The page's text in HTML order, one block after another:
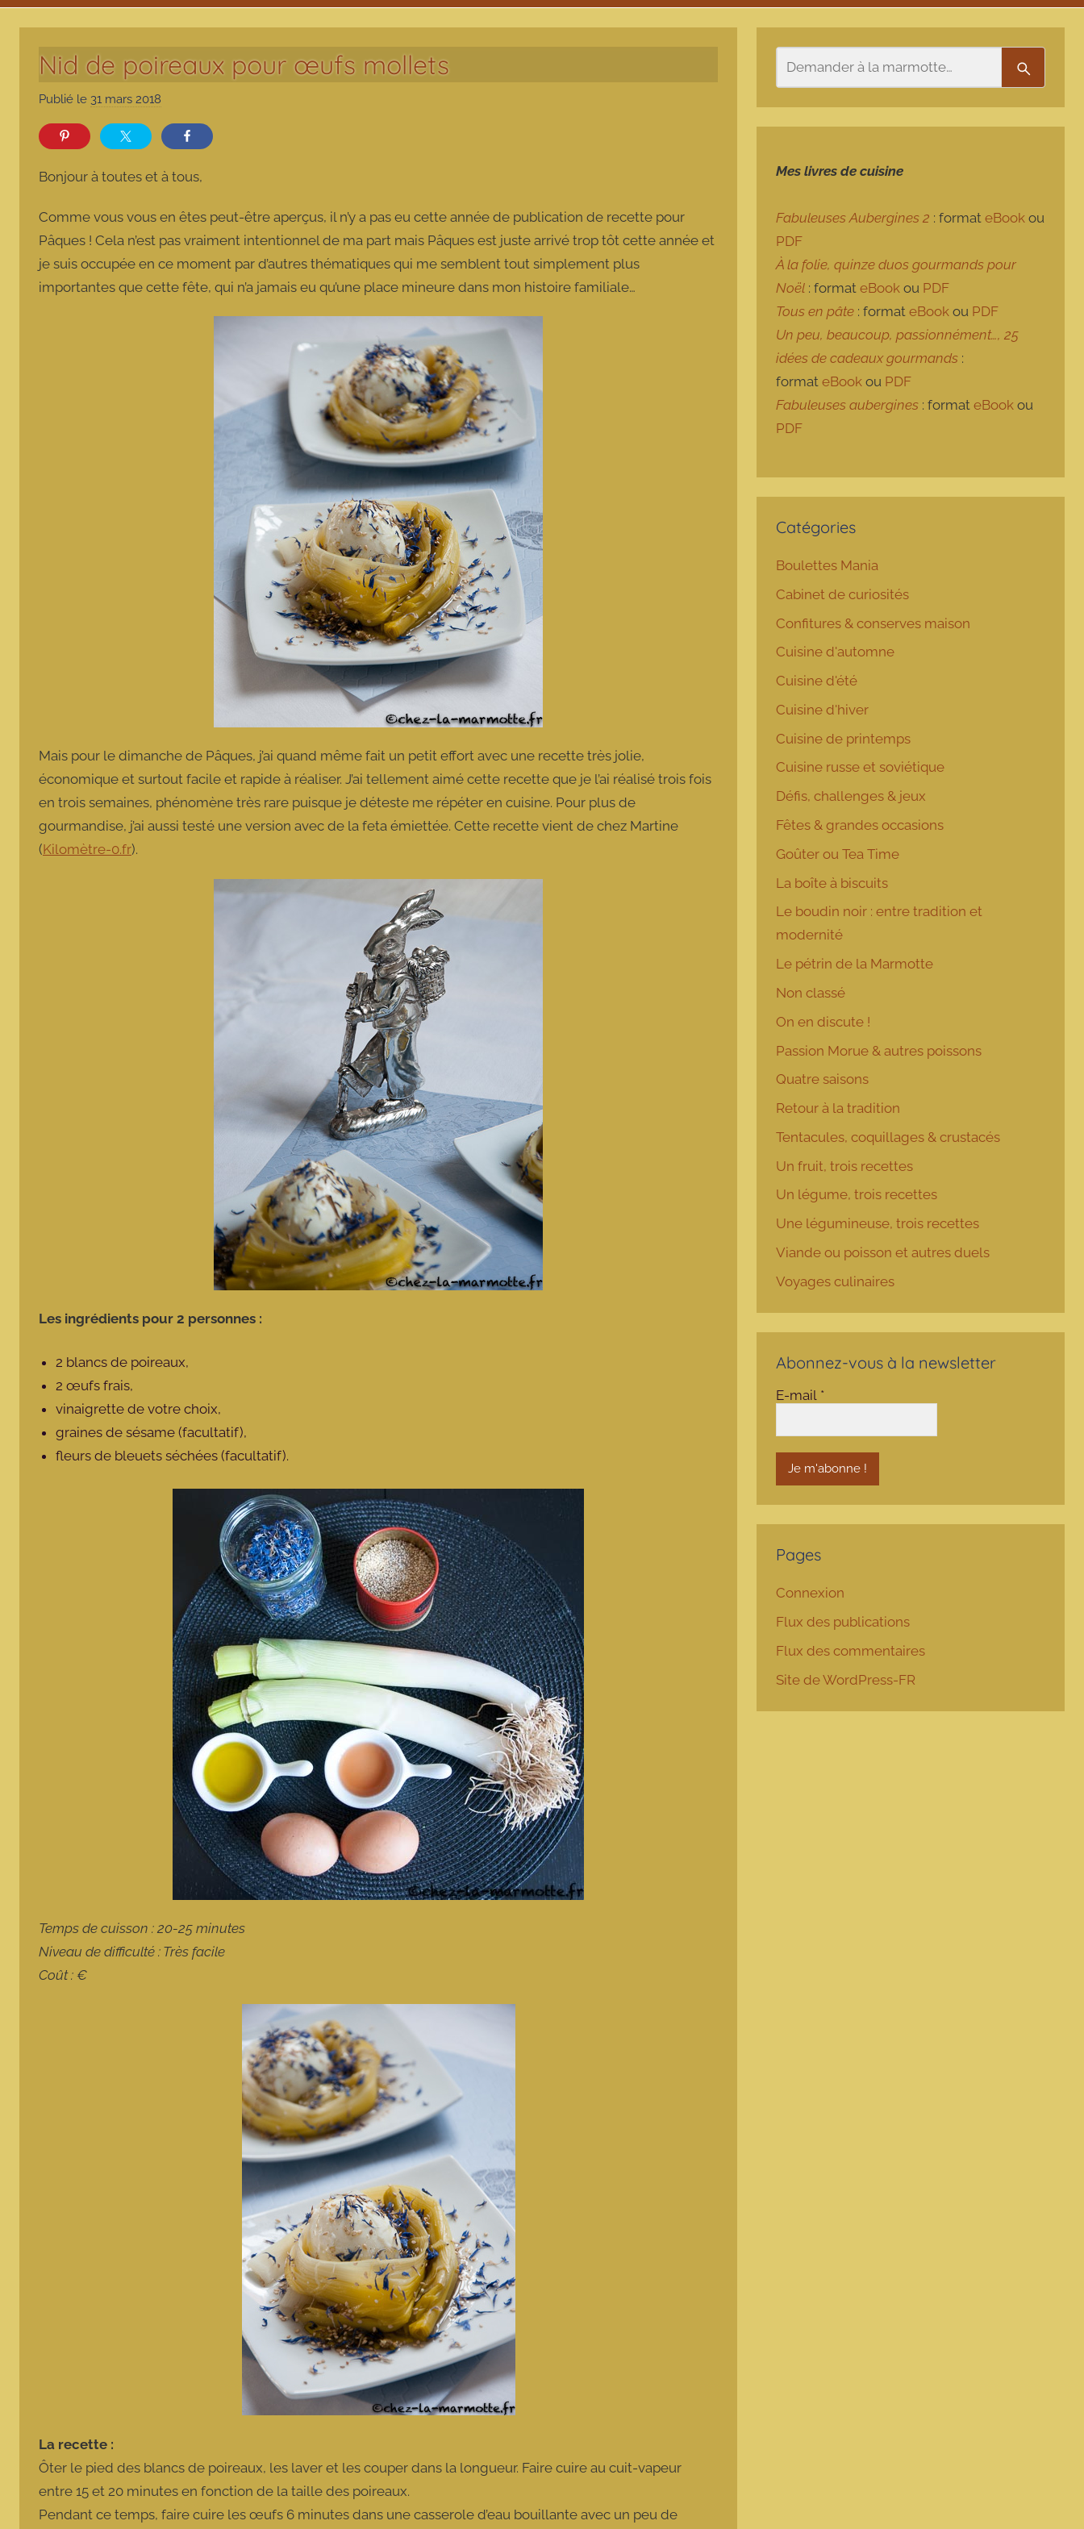
Nid de poireaux pour œufs mollets
Publié le 31 mars 2018
r
a
m
o
t
t
Bonjour à toutes et à tous,
Comme vous vous en êtes peut-être aperçus, il n’y a pas eu cette année de publication de recette pour
Pâques ! Cela n’est pas vraiment intentionnel de ma part mais Pâques est juste arrivé trop tôt cette année et
je suis occupée en ce moment par d’autres thématiques qui me semblent tout simplement plus
importantes que cette fête, qui n’a jamais eu qu’une place mineure dans mon histoire familiale…
Mais pour le dimanche de Pâques, j’ai quand même fait un petit effort avec une recette très jolie,
économique et surtout facile et rapide à réaliser. J’ai tellement aimé cette recette que je l’ai réalisé trois fois
en trois semaines, phénomène très rare puisque je déteste me répéter en cuisine. Pour plus de
gourmandise, j’ai aussi testé une version avec de la feta émiettée. Cette recette vient de chez Martine
(Kilomètre-0.fr).
Les ingrédients pour 2 personnes :
2 blancs de poireaux,
2 œufs frais,
vinaigrette de votre choix,
graines de sésame (facultatif),
fleurs de bleuets séchées (facultatif).
Temps de cuisson : 20-25 minutes
Niveau de difficulté : Très facile
Coût : €
La recette :
Ôter le pied des blancs de poireaux, les laver et les couper dans la longueur. Faire cuire au cuit-vapeur
entre 15 et 20 minutes en fonction de la taille des poireaux.
Pendant ce temps, faire cuire les œufs 6 minutes dans une casserole d’eau bouillante avec un peu de
Mes livres de cuisine
Fabuleuses Aubergines 2 : formateBook ou
PDF
À la folie, quinze duos gourmands pour
Noël : formateBook ou PDF
Tous en pâte : formateBook ou PDF
Un peu, beaucoup, passionnément…, 25
idées de cadeaux gourmands :
formateBook ou PDF
Fabuleuses aubergines : formateBook ou
PDF
Catégories
Boulettes Mania
Cabinet de curiosités
Confitures & conserves maison
Cuisine d'automne
Cuisine d'été
Cuisine d'hiver
Cuisine de printemps
Cuisine russe et soviétique
Défis, challenges & jeux
Fêtes & grandes occasions
Goûter ou Tea Time
La boîte à biscuits
Le boudin noir : entre tradition et
modernité
Le pétrin de la Marmotte
Non classé
On en discute !
Passion Morue & autres poissons
Quatre saisons
Retour à la tradition
Tentacules, coquillages & crustacés
Un fruit, trois recettes
Un légume, trois recettes
Une légumineuse, trois recettes
Viande ou poisson et autres duels
Voyages culinaires
Abonnez-vous à la newsletter
E-mail *
Pages
Connexion
Flux des publications
Flux des commentaires
Site de WordPress-FR